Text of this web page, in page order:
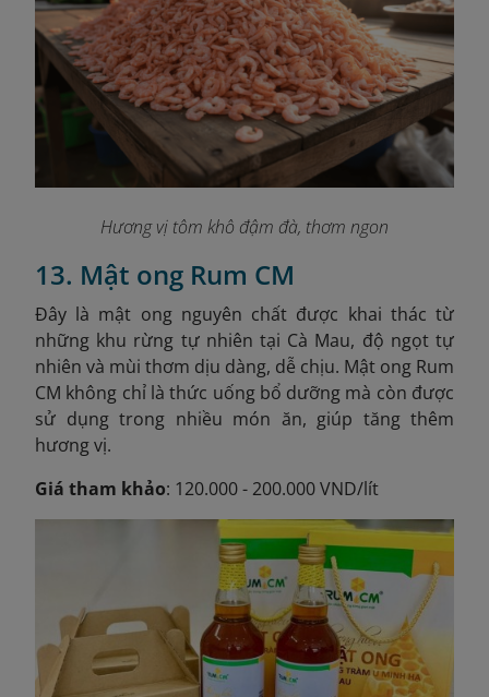
Hương vị tôm khô đậm đà, thơm ngon
13. Mật ong Rum CM
Đây là mật ong nguyên chất được khai thác từ
những khu rừng tự nhiên tại Cà Mau, độ ngọt tự
nhiên và mùi thơm dịu dàng, dễ chịu. Mật ong Rum
CM không chỉ là thức uống bổ dưỡng mà còn được
sử dụng trong nhiều món ăn, giúp tăng thêm
hương vị.
Giá tham khảo: 120.000 - 200.000 VND/lít